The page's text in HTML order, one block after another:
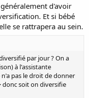
d'avoir
Et si bébé
se rattrapera au sein.
par jour ? On a
à l'assistante
pas le droit de donner
donc soit on diversifie